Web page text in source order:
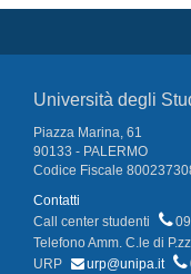
Università degli
Piazza Marina, 61
90133 - PALERMO
Codice Fiscale
Contatti
Call center studenti
Telefono Amm. C.le di
URP
urp@unipa.it